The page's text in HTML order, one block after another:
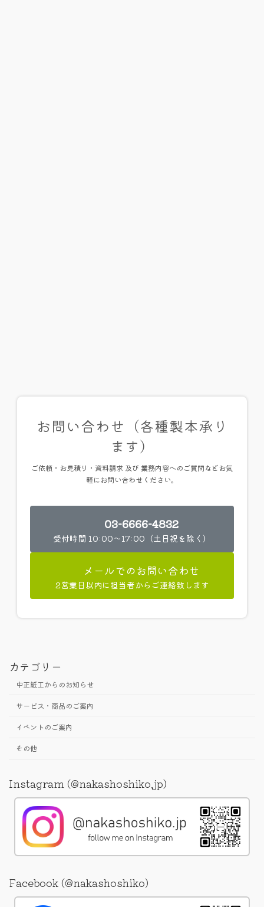
お問い合わせ（各種製本承り
ます）
ご依頼・お見積り・資料請求 及び 業務内容へのご質問などお気
軽にお問い合わせください。
03-6666-4832
受付時間 10:00～17:00（土日祝を除く）
メールでのお問い合わせ
2営業日以内に担当者からご連絡致します
カテゴリー
中正紙工からのお知らせ
サービス・商品のご案内
イベントのご案内
その他
Instagram (@nakashoshiko.jp)
Facebook (@nakashoshiko)